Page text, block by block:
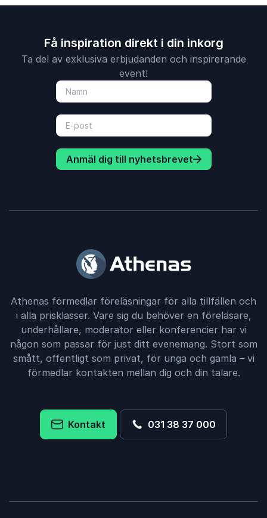
Få inspiration direkt i din inkorg
Ta del av exklusiva erbjudanden och inspirerande
event!
Anmäl dig till nyhetsbrevet
Athenas förmedlar föreläsningar för alla tillfällen och
i alla prisklasser. Vare sig du behöver en föreläsare,
underhållare, moderator eller konferencier har vi
någon som passar för just ditt evenemang. Stort som
smått, offentligt som privat, för unga och gamla – vi
förmedlar kontakten mellan dig och din talare.
Kontakt 031 38 37 000